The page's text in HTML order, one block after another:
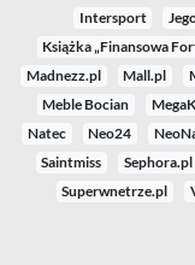
Intersport
Książka „Finansowa
Madnezz.pl
Mall.pl
Meble Bocian
Natec
Neo24
Saintmiss
Sephora.pl
Superwnetrze.pl